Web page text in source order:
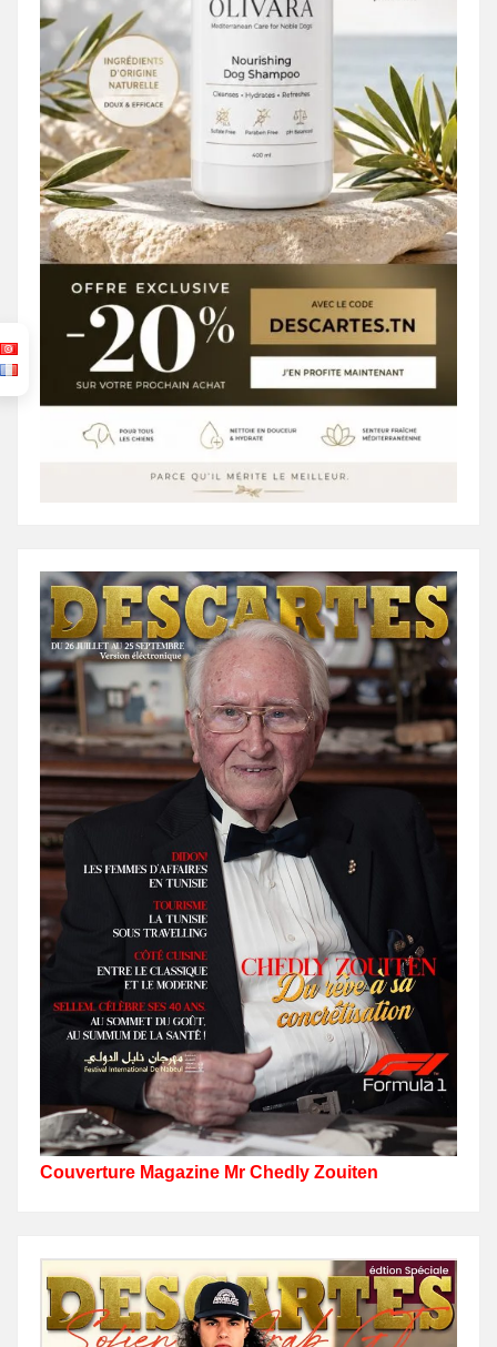
Couverture Magazine Mr Chedly Zouiten